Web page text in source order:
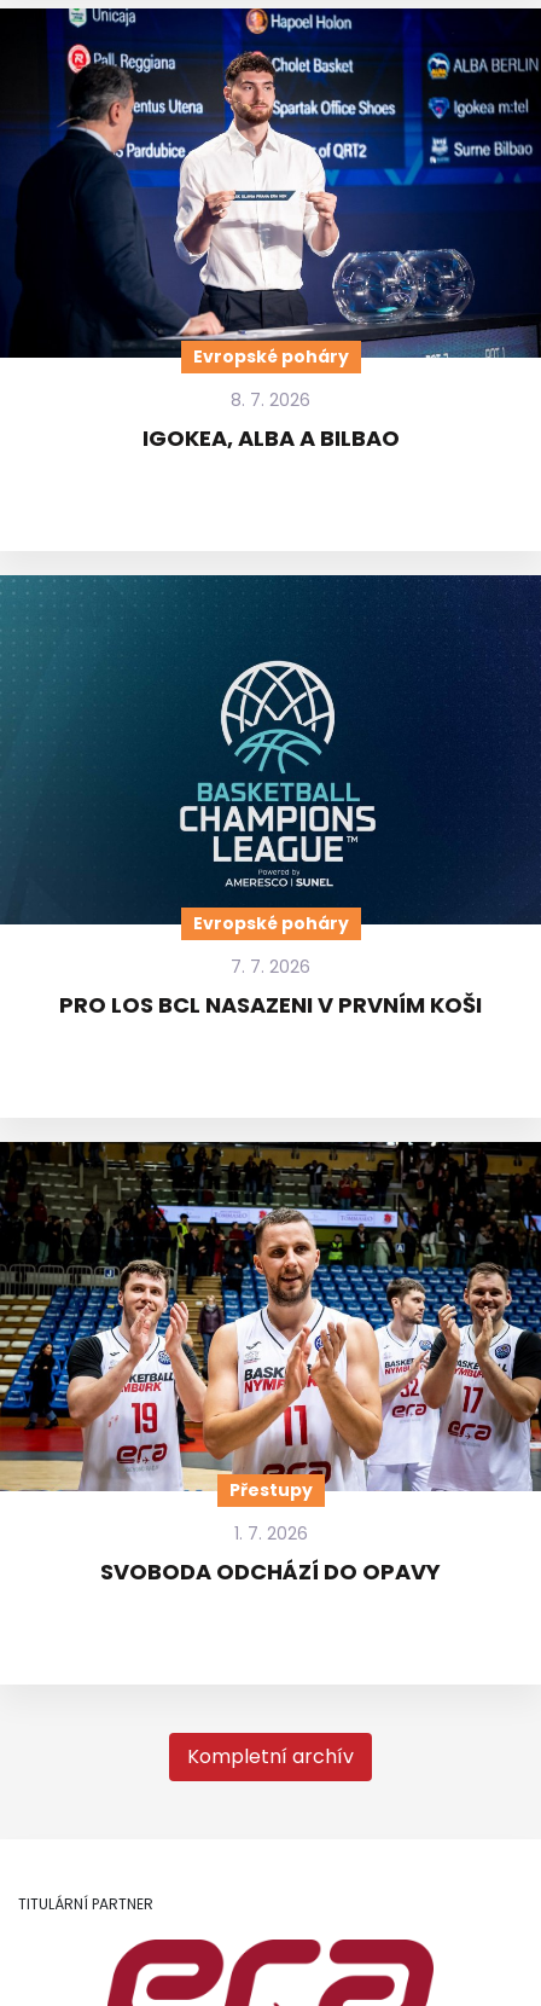
Evropské poháry
8. 7. 2026
IGOKEA, ALBA A BILBAO
Evropské poháry
7. 7. 2026
PRO LOS BCL NASAZENI V PRVNÍM KOŠI
Přestupy
1. 7. 2026
SVOBODA ODCHÁZÍ DO OPAVY
Kompletní archív
TITULÁRNÍ PARTNER